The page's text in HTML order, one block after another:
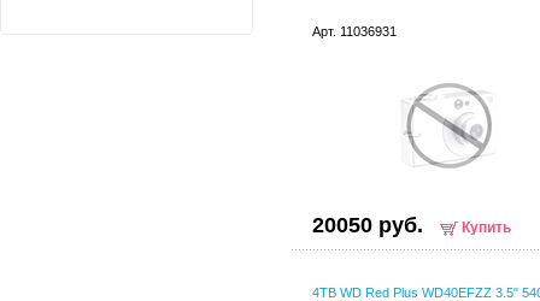
Арт. 11036931
20050 руб. Купить
4TB WD Red Plus WD40EFZZ 3.5"